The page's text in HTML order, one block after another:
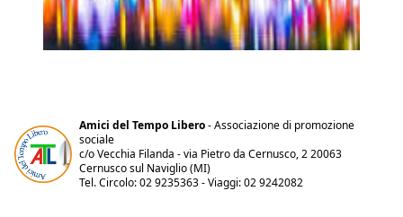
Amici del Tempo Libero- Associazione di promozione
sociale
c/o Vecchia Filanda - via Pietro da Cernusco, 2 20063
Cernusco sul Naviglio (MI)
Tel. Circolo: 02 9235363 - Viaggi: 02 9242082